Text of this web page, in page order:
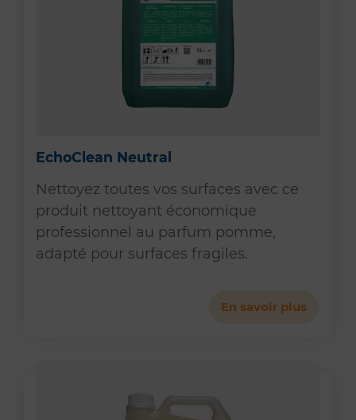
EchoClean Neutral
Nettoyez toutes vos surfaces avec ce
produit nettoyant économique
professionnel au parfum pomme,
adapté pour surfaces fragiles.
En savoir plus